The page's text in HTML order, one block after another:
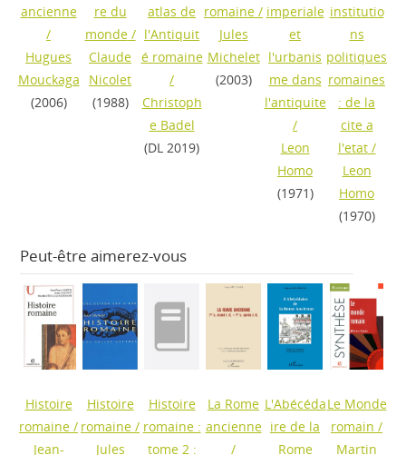
ancienne
/
Hugues
Mouckaga
(2006)
re du
monde/
Claude
Nicolet
(1988)
atlas de
l'Antiquit
é romaine
/
Christoph
e Badel
(DL 2019)
romaine /
Jules
Michelet
(2003)
imperiale
et
l'urbanis
me dans
l'antiquite
/
Leon
Homo
(1971)
institutio
ns
politiques
romaines
: de la
cite a
l'etat/
Leon
Homo
(1970)
Peut-être aimerez-vous
Histoire
romaine /
Jean-
Histoire
romaine /
Jules
Histoire
romaine :
tome 2 :
La Rome
ancienne
/
L'Abécéda
ire de la
Rome
Le Monde
romain /
Martin